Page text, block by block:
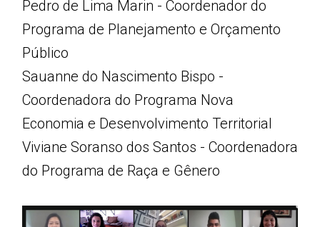
Pedro de Lima Marin - Coordenador do
Programa de Planejamento e Orçamento
Público
Sauanne do Nascimento Bispo -
Coordenadora do Programa Nova
Economia e Desenvolvimento Territorial
Viviane Soranso dos Santos - Coordenadora
do Programa de Raça e Gênero